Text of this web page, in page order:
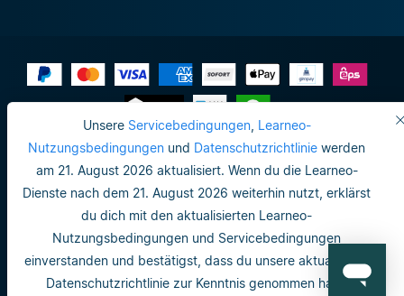
Unsere Servicebedingungen, Learneo-
Nutzungsbedingungen und Datenschutzrichtlinie werden
am 21. August 2026 aktualisiert. Wenn du die Learneo-
Dienste nach dem 21. August 2026 weiterhin nutzt, erklärst
du dich mit den aktualisierten Learneo-
Nutzungsbedingungen und Servicebedingungen
einverstanden und bestätigst, dass du unsere aktualisierte
Datenschutzrichtlinie zur Kenntnis genommen hast.
Impressum
Datenschutzrichtlinie
Do not sell or share my personal info
Nutzungsbedingungen
Datenschutzrichtlinie